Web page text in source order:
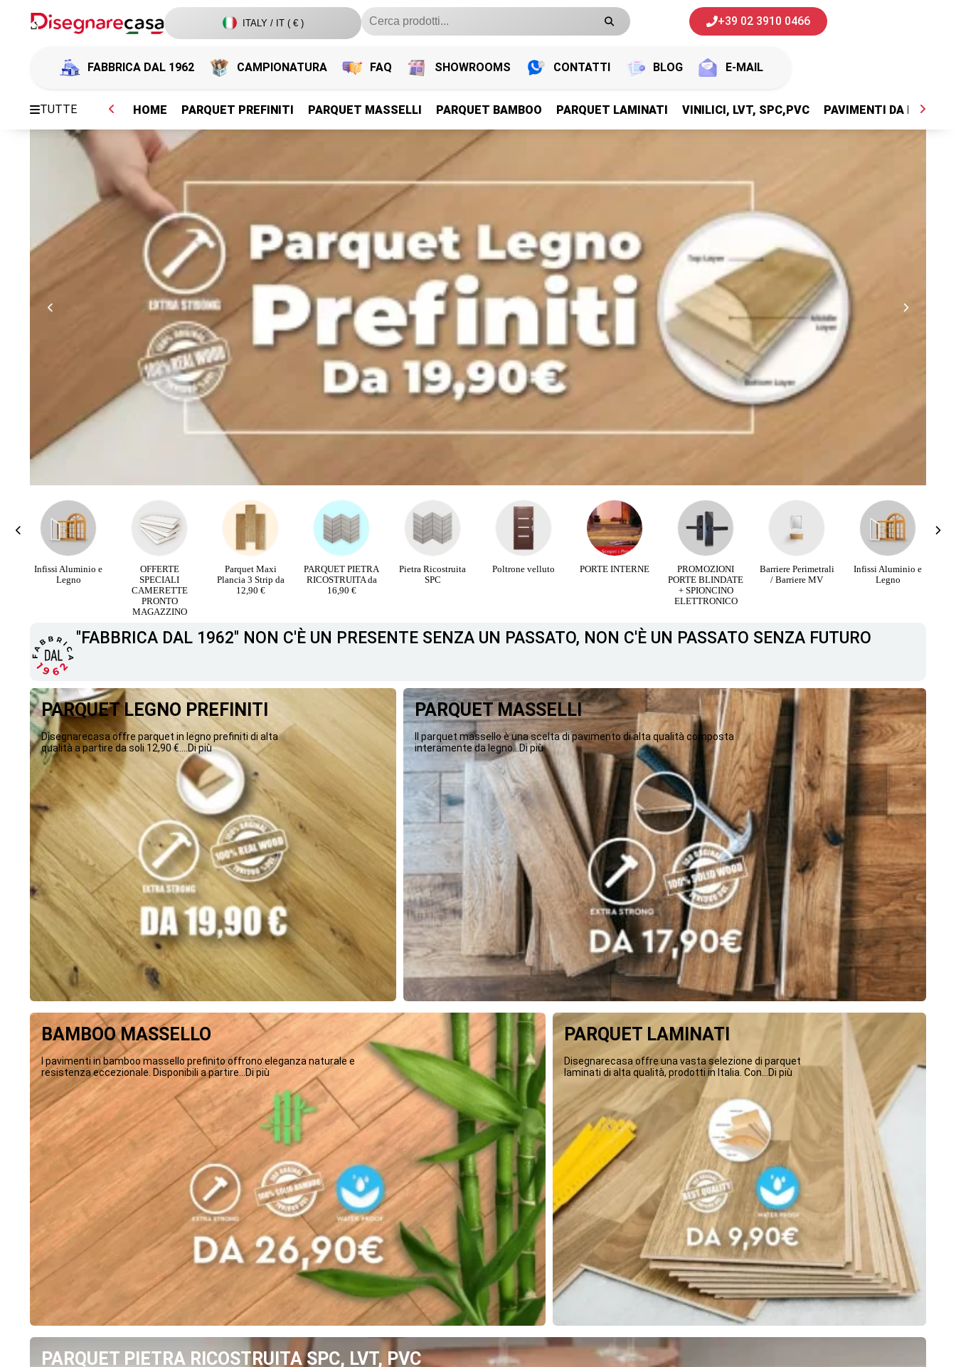
ITALY / IT ( € ) +39 02 3910 0466
FABBRICA DAL 1962 CAMPIONATURA FAQ SHOWROOMS CONTATTI BLOG E-MAIL
TUTTE
PARQUET PREFINITI
Parquet Legno Prefiniti
HOME PARQUET PREFINITI PARQUET MASSELLI PARQUET BAMBOO PARQUET LAMINATI VINILICI, LVT, SPC,PVC PAVIMENTI DA ESTERNI
PARQUET PREFINITI
Parquet Legno Prefiniti
Infissi Aluminio e
Legno
OFFERTE
SPECIALI
CAMERETTE
PRONTO
MAGAZZINO
Parquet Maxi
Plancia 3 Strip da
12,90 €
PARQUET PIETRA
RICOSTRUITA da
16,90 €
Pietra Ricostruita
SPC
Poltrone velluto PORTE INTERNE
PROMOZIONI
PORTE BLINDATE
+ SPIONCINO
ELETTRONICO
Barriere Perimetrali
/ Barriere MV
Infissi Aluminio e
Legno
"FABBRICA DAL 1962" NON C'È UN PRESENTE SENZA UN PASSATO, NON C'È UN PASSATO SENZA FUTURO
PARQUET LEGNO PREFINITI
Disegnarecasa offre parquet in legno prefiniti di alta
qualità a partire da soli 12,90 €....Di più
PARQUET MASSELLI
Il parquet massello è una scelta di pavimento di alta qualità composta
interamente da legno...Di più
BAMBOO MASSELLO
I pavimenti in bamboo massello prefinito offrono eleganza naturale e
resistenza eccezionale. Disponibili a partire...Di più
PARQUET LAMINATI
Disegnarecasa offre una vasta selezione di parquet
laminati di alta qualità, prodotti in Italia. Con...Di più
PARQUET PIETRA RICOSTRUITA SPC, LVT, PVC